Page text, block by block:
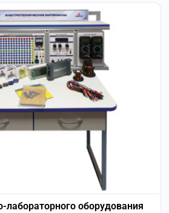
лабораторного оборудования